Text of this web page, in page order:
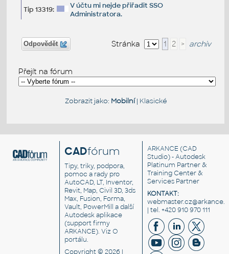
Tip 13319:
V účtu mi nejde přiřadit SSO
Administratora.
Odpovědět Stránka 1 2 > archiv
Přejít na fórum
Zobrazit jako: Mobilní| Klasické
CADfórum
Tipy, triky, podpora,
pomoc a rady pro
AutoCAD, LT, Inventor,
Revit, Map, Civil 3D, 3ds
Max, Fusion, Forma,
Vault, PowerMill a další
Autodesk aplikace
(support firmy
ARKANCE). VizO
portálu.
Copyright © 2026 |
ARKANCE (CAD
Studio) - Autodesk
Platinum Partner &
Training Center &
Services Partner
KONTAKT:
| tel. +420 910 970 111